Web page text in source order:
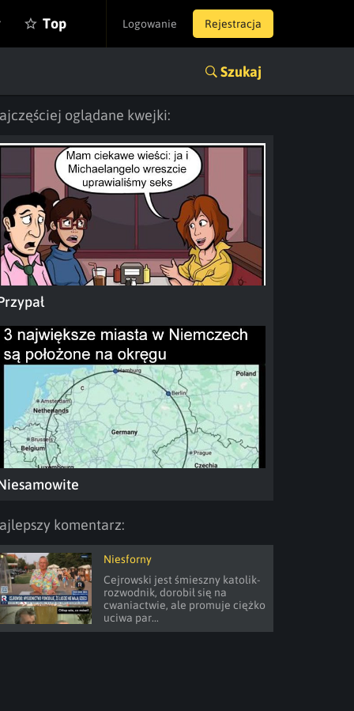
Logowanie Rejestracja
Top
Szukaj
oglądane kwejki:
komentarz:
Niesforny
Cejrowski jest śmieszny katolik-
rozwodnik, dorobił się na
cwaniactwie, ale promuje ciężko
uciwa par...